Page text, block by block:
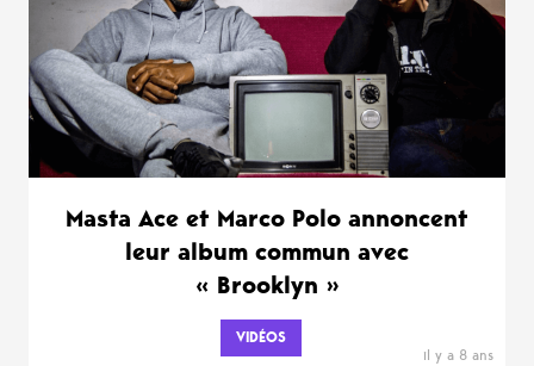
Masta Ace et Marco Polo annoncent
leur album commun avec
« Brooklyn »
VIDÉOS
il y a 8 ans